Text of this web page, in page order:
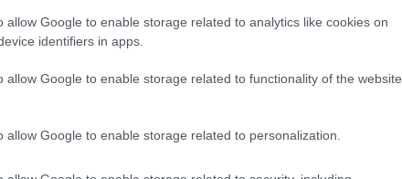
allow Google to enable storage related to analytics like cookies on
identifiers in apps.
allow Google to enable storage related to functionality of the website
allow Google to enable storage related to personalization.
and devastated by their murder.
May 22, 2025
μετά τα πυρά και συνελήφθη.